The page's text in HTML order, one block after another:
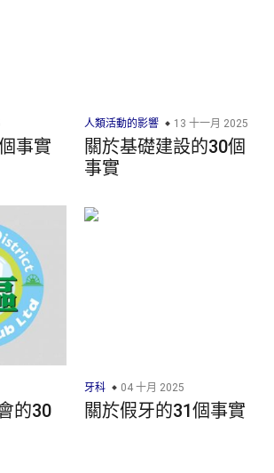
事實
人類活動的影響 13 十一月 2025
關於基礎建設的30個
事實
的30
牙科 04 十月 2025
關於假牙的31個事實